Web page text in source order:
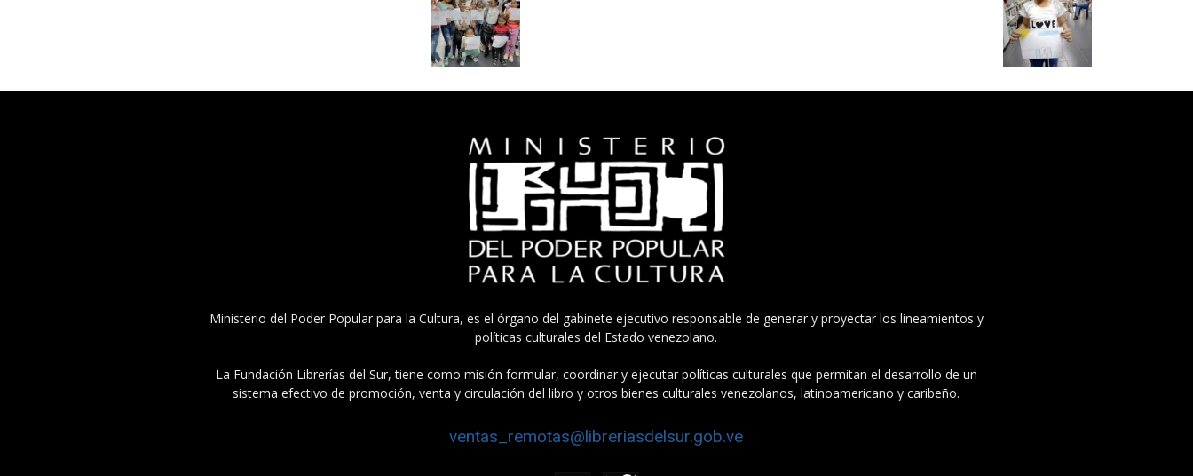
Ministerio del Poder Popular para la Cultura, es el órgano del gabinete ejecutivo responsable de generar y proyectar los lineamientos y
políticas culturales del Estado venezolano.
La Fundación Librerías del Sur, tiene como misión formular, coordinar y ejecutar políticas culturales que permitan el desarrollo de un
sistema efectivo de promoción, venta y circulación del libro y otros bienes culturales venezolanos, latinoamericano y caribeño.
ventas_remotas@libreriasdelsur.gob.ve